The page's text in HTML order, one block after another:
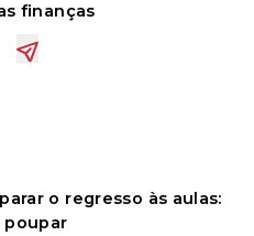
finanças
o regresso às aulas:
poupar